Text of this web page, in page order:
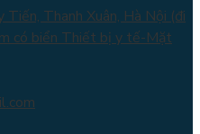
Thanh Xuân, Hà Nội (đi
có biển Thiết bị y tế-Mặt